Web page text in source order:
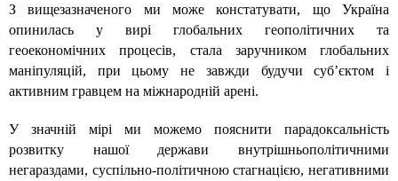
З вищезазначеного ми може констатувати, що Україна
опинилась у вирі глобальних геополітичних та
геоекономічних процесів, стала заручником глобальних
маніпуляцій, при цьому не завжди будучи суб’єктом і
активним гравцем на міжнародній арені.
У значній мірі ми можемо пояснити парадоксальність
розвитку нашої держави внутрішньополітичними
негараздами, суспільно-політичною стагнацією, негативними